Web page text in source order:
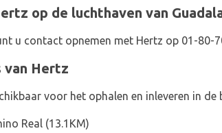
op de luchthaven van
u contact opnemen met Hertz op 01-80-
van Hertz
voor het ophalen en inleveren in de
Real (13.1KM)